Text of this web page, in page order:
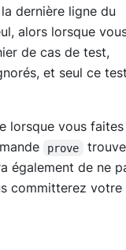
dernière ligne du
alors lorsque
de cas de test,
et seul ce
lorsque vous faites
prove
également de ne
committerez votre